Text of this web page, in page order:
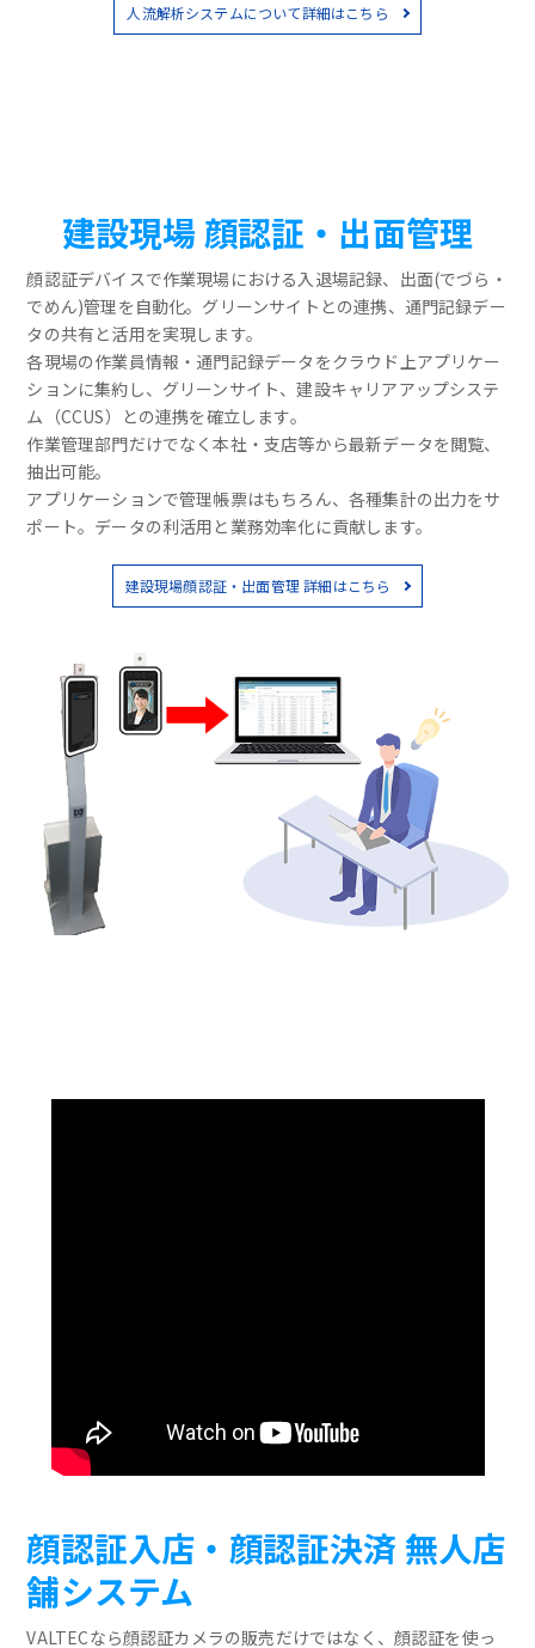
人流解析システムについて詳細はこちら
建設現場 顔認証・出面管理
顔認証デバイスで作業現場における入退場記録、出面(でづら・
でめん)管理を自動化。グリーンサイトとの連携、通門記録デー
タの共有と活用を実現します。
各現場の作業員情報・通門記録データをクラウド上アプリケー
ションに集約し、グリーンサイト、建設キャリアアップシステ
ム（CCUS）との連携を確立します。
作業管理部門だけでなく本社・支店等から最新データを閲覧、
抽出可能。
アプリケーションで管理帳票はもちろん、各種集計の出力をサ
ポート。データの利活用と業務効率化に貢献します。
建設現場顔認証・出面管理 詳細はこちら
顔認証入店・顔認証決済 無人店
舗システム
VALTECなら顔認証カメラの販売だけではなく、顔認証を使っ